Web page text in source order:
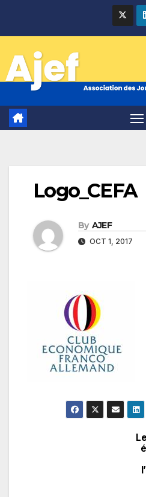
Logo_CEFA
By AJEF
OCT 1, 2017